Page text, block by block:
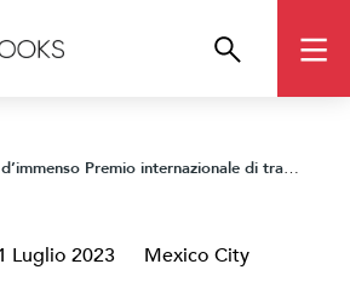
Premio internazionale di traduzione di poesia dallo spagnolo all’italiano
Luglio 2023 Mexico City